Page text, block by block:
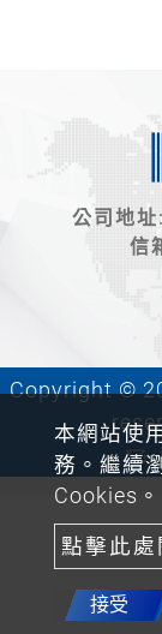
本網站使
務。繼續
Cookies。
點擊此
接受
公司地
信
Copyright ©